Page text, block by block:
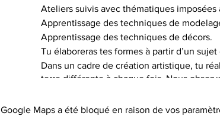
Ateliers suivis avec thématiques
Apprentissage des techniques de
Apprentissage des techniques de décors.
Tu élaboreras tes formes à partir d’un
Dans un cadre de création artistique, tu
terre différente à chaque fois. Nous
Tu auras à ta disposition le choix de 5
Google Maps a été bloqué en raison de vos